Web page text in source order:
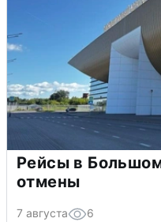
Рейсы в
отмены
7 августа 6